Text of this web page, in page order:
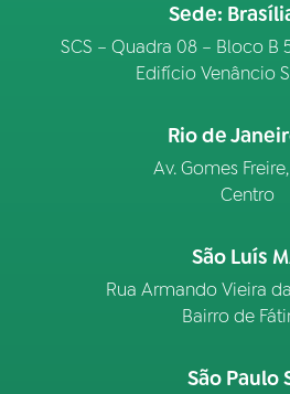
Sede:
SCS – Quadra 08 – Bloco B
Edifício Venâncio
Rio de
Av. Gomes
Centro
São Luís
Rua Armando Vieira
Bairro de
São Paulo